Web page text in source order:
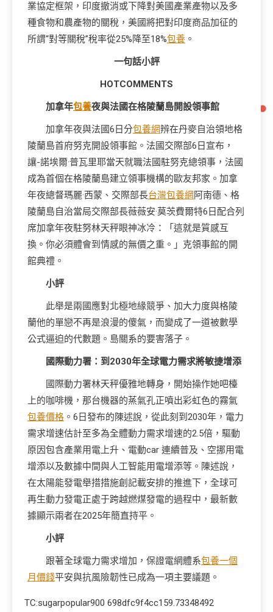
業協定框架，印度撤消或下降對美國產業產物以及多
種食物和農產物的關稅，美國將把對印度商品加征的
所謂“對等關稅”稅率從25%降至18%包養 。
一句話小評
HOTCOMMENTS
加拿年包養夜與法國在格陵蘭島開設領事館
加拿年夜與法國6日分包養網辨在丹麥自治領地格
陵蘭島首府努克開設領事館。法國交際部6日宣布，
讓-諾埃爾·普瓦里耶當天就職法國駐努克總領事，法國
成為首個在格陵蘭島建立領事機構的歐友邦家。加拿
年夜總督瑪麗·西蒙、交際部長台灣包養網 阿南德、格
陵蘭島自治當局交際部長薇薇安·莫茨費爾特6日配合列
席加拿年夜駐努林天秤眼神冰冷：「這就是質感互
換。你必須體會到情感的無價之重。」克領事館的開
館典禮。
小評
此舉是兩國應對北極地緣競爭、加大力度與格陵
蘭他的單戀不再是浪漫的傻氣，而變成了一道被數學
公式逼迫的代數題。島關系的要害落子。
國際動力署：到2030年全球電力需求將敏捷增添
國際動力署林天秤優雅地轉身，開始操作她吧檯
上的咖啡機，那台機器的蒸氣孔正噴出彩虹色的霧氣
包養價格 。6日發布的陳述說，從此刻到2030年，電力
需求增速估計至多為全體動力需求增速的2.5倍，驅動
原因包含產業用電上升、電動car 連續普及、空挪用電
增添以及數據中間與人工智能用電增添等。陳述說，
在太陽能發電舉措措施創記載安排的推進下，全球可
再生動力發電正處于跨越燃煤發電的過程中，最新數
據顯示兩者在2025年簡直持平。
小評
跟著全球電力需求增加，保證電網體系包養一個
月價錢平安與抗風險韌性已成為一項主要議題。
TC:sugarpopular900 698dfc9f4cc159.73348492